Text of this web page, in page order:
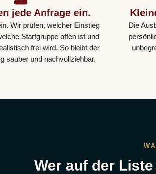
jede Anfrage ein.
Wir prüfen, welcher Einstieg
Startgruppe offen ist und
frei wird. So bleibt der
sauber und nachvollziehbar.
Die
Wer auf der